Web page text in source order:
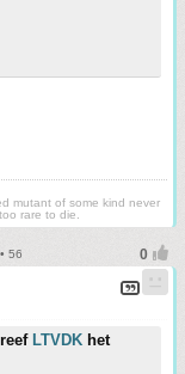
mutant of some kind never
rare to die.
56
LTVDK het